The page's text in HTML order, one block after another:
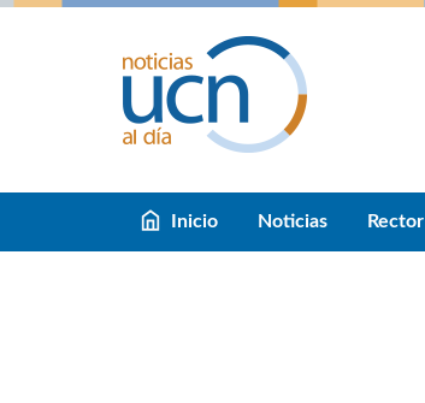
Inicio Noticias